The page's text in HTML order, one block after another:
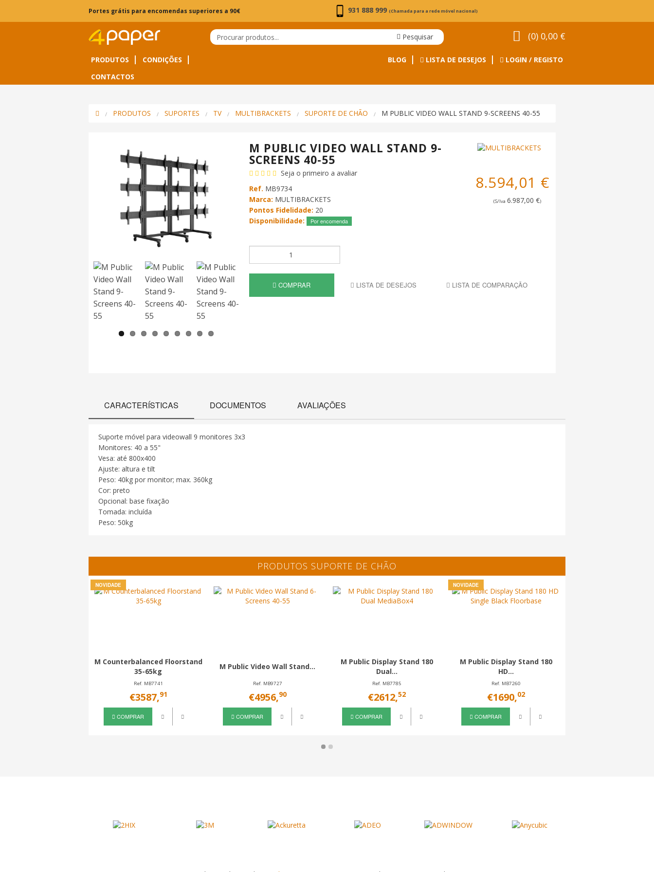
Portes grátis para encomendas superiores a 90€ 931 888 999 (Chamada para a rede móvel nacional)
(0) 0,00 €
Pesquisar
PRODUTOS
CONDIÇÕES
CONTACTOS
BLOG LISTA DE DESEJOS LOGIN / REGISTO
PRODUTOS SUPORTES TV MULTIBRACKETS SUPORTE DE CHÃO M PUBLIC VIDEO WALL STAND 9-SCREENS 40-55
M PUBLIC VIDEO WALL STAND 9-
SCREENS 40-55
Seja o primeiro a avaliar
Ref. MB9734
Marca: MULTIBRACKETS
Pontos Fidelidade: 20
Disponibilidade:
Por encomenda
8.594,01 €
(S/Iva 6.987,00 €)
COMPRAR LISTA DE DESEJOS LISTA DE COMPARAÇÃO
CARACTERÍSTICAS DOCUMENTOS AVALIAÇÕES
Suporte móvel para videowall 9 monitores 3x3
Monitores: 40 a 55"
Vesa: até 800x400
Ajuste: altura e tilt
Peso: 40kg por monitor; max. 360kg
Cor: preto
Opcional: base fixação
Tomada: incluída
Peso: 50kg
PRODUTOS SUPORTE DE CHÃO
NOVIDADE
M Counterbalanced Floorstand
35-65kg
Ref. MB7741
€3587,91
COMPRAR
M Public Video Wall Stand...
Ref. MB9727
€4956,90
COMPRAR
M Public Display Stand 180
Dual...
Ref. MB7785
€2612,52
COMPRAR
NOVIDADE
M Public Display Stand 180
HD...
Ref. MB7260
€1690,02
COMPRAR